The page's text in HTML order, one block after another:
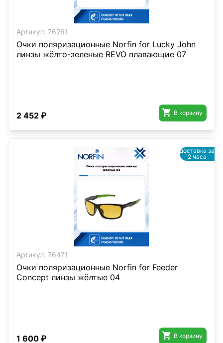
Артикул: 76261
Очки поляризационные Norfin for Lucky John
линзы жёлто-зеленые REVO плавающие 07
2 452 ₽  В корзину
Артикул: 76471
Очки поляризационные Norfin for Feeder
Concept линзы жёлтые 04
1 600 ₽  В корзину
доставка за
2 часа